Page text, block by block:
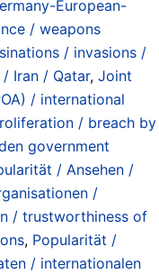
European-
/ weapons
/ invasions /
Iran / Qatar, Joint
/ international
/ breach by
government
/ Ansehen /
/
/ trustworthiness of
, Popularität /
/ internationalen